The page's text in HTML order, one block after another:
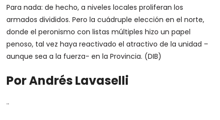
Para nada: de hecho, a niveles locales proliferan los
armados divididos. Pero la cuádruple elección en el norte,
donde el peronismo con listas múltiples hizo un papel
penoso, tal vez haya reactivado el atractivo de la unidad –
aunque sea a la fuerza- en la Provincia. (DIB)
Por Andrés Lavaselli
..